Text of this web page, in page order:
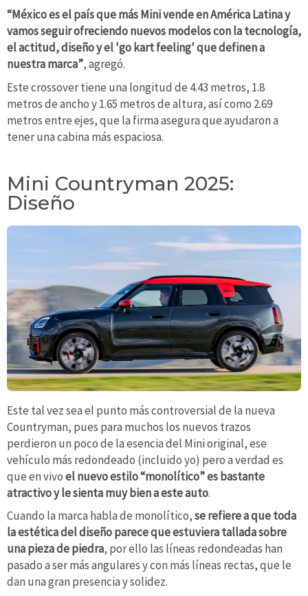
“México es el país que más Mini vende en América Latina y
vamos seguir ofreciendo nuevos modelos con la tecnología,
el actitud, diseño y el 'go kart feeling' que definen a
nuestra marca”, agregó.
Este crossover tiene una longitud de 4.43 metros, 1.8
metros de ancho y 1.65 metros de altura, así como 2.69
metros entre ejes, que la firma asegura que ayudaron a
tener una cabina más espaciosa.
Mini Countryman 2025:
Diseño
Este tal vez sea el punto más controversial de la nueva
Countryman, pues para muchos los nuevos trazos
perdieron un poco de la esencia del Mini original, ese
vehículo más redondeado (incluido yo) pero a verdad es
que en vivoel nuevo estilo “monolítico” es bastante
atractivo y le sienta muy bien a este auto.
Cuando la marca habla de monolítico,se refiere a que toda
la estética del diseño parece que estuviera tallada sobre
una pieza de piedra, por ello las líneas redondeadas han
pasado a ser más angulares y con más líneas rectas, que le
dan una gran presencia y solidez.